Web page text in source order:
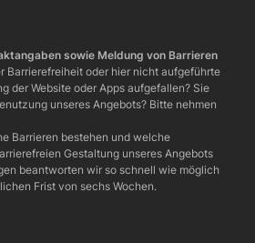
sowie Meldung von Barrieren
Barrierefreiheit oder hier nicht aufgeführte
der Website oder Apps aufgefallen? Sie
unseres Angebots? Bitte nehmen
Barrieren bestehen und welche
Gestaltung unseres Angebots
beantworten wir so schnell wie möglich
Frist von sechs Wochen.